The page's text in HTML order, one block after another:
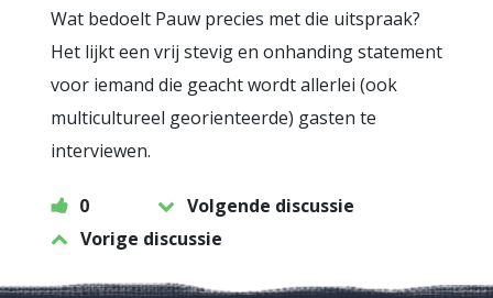
Wat bedoelt Pauw precies met die uitspraak?
Het lijkt een vrij stevig en onhanding statement
voor iemand die geacht wordt allerlei (ook
multicultureel georienteerde) gasten te
interviewen.
0
Volgende discussie
Vorige discussie